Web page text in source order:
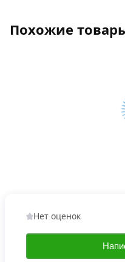
Похожие
Нет оценок